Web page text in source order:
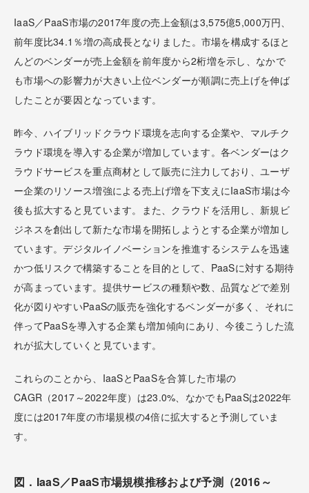
IaaS／PaaS市場の2017年度の売上金額は3,575億5,000万円、
前年度比34.1％増の高成長となりました。市場を構成するほと
んどのベンダーが売上金額を前年度から2桁増を示し、なかで
も市場への影響力が大きい上位ベンダーが順調に売上げを伸ば
したことが要因となっています。
昨今、ハイブリッドクラウド環境を志向する企業や、マルチク
ラウド環境を導入する企業が増加しています。各ベンダーはク
ラウドサービスを重点商材として販売に注力しており、ユーザ
ー企業のリソース増強による売上げ増を下支えにIaaS市場は今
後も拡大すると見ています。また、クラウドを活用し、新規ビ
ジネスを創出して新たな市場を開拓しようとする企業が増加し
ています。デジタルイノベーションを推進するシステムを迅速
かつ低リスクで構築することを目的として、PaaSに対する期待
が高まっています。提供サービスの種類や数、品質などで差別
化が図りやすいPaaSの販売を強化するベンダーが多く、それに
伴ってPaaSを導入する企業も増加傾向にあり、今後こうした流
れが拡大していくと見ています。
これらのことから、IaaSとPaaSを合算した市場の
CAGR（2017～2022年度）は23.0%、なかでもPaaSは2022年
度には2017年度の市場規模の4倍に拡大すると予測していま
す。
図．IaaS／PaaS市場規模推移および予測（2016～